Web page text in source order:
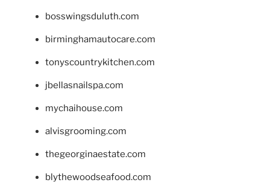
bosswingsduluth.com
birminghamautocare.com
tonyscountrykitchen.com
jbellasnailspa.com
mychaihouse.com
alvisgrooming.com
thegeorginaestate.com
blythewoodseafood.com